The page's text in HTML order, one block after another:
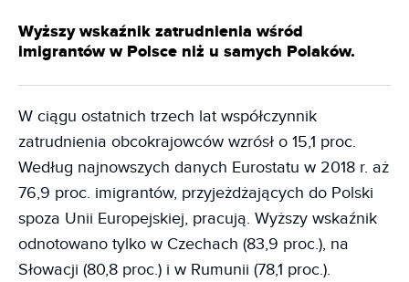
Wyższy wskaźnik zatrudnienia wśród
imigrantów w Polsce niż u samych Polaków.
W ciągu ostatnich trzech lat współczynnik
zatrudnienia obcokrajowców wzrósł o 15,1 proc.
Według najnowszych danych Eurostatu w 2018 r. aż
76,9 proc. imigrantów, przyjeżdżających do Polski
spoza Unii Europejskiej, pracują. Wyższy wskaźnik
odnotowano tylko w Czechach (83,9 proc.), na
Słowacji (80,8 proc.) i w Rumunii (78,1 proc.).